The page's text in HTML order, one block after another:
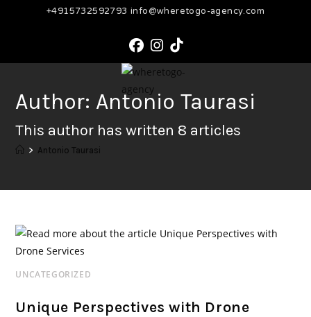
+4915732592793 info@wheretogo-agency.com
Author: Antonio Taurasi
This author has written 8 articles
> Antonio Taurasi
UNCATEGORIZED
Unique Perspectives with Drone